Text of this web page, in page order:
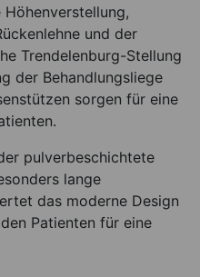
und der
Trendelenburg-Stellung
der Behandlungsliege
sorgen für eine
pulverbeschichtete
lange
das moderne Design
Patienten für eine